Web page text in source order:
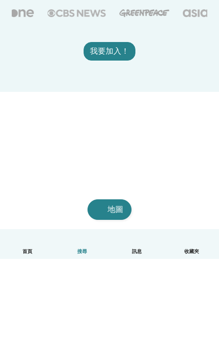
首頁 搜尋 訊息 收藏夾
我要加入！
地圖